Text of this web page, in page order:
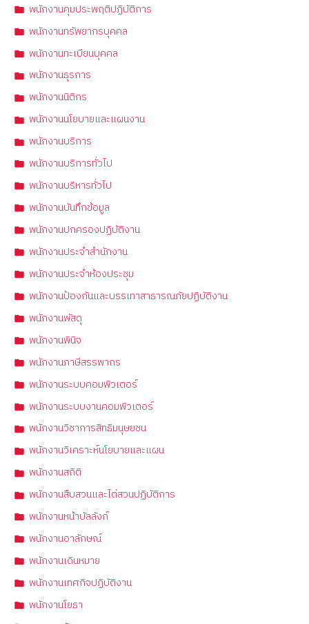
พนักงานคุมประพฤติปฏิบัติการ
พนักงานทรัพยากรบุคคล
พนักงานทะเบียนบุคคล
พนักงานธุรการ
พนักงานนิติกร
พนักงานนโยบายและแผนงาน
พนักงานบริการ
พนักงานบริการทั่วไป
พนักงานบริหารทั่วไป
พนักงานบันทึกข้อมูล
พนักงานปกครองปฏิบัติงาน
พนักงานประจำสำนักงาน
พนักงานประจำห้องประชุม
พนักงานป้องกันและบรรเทาสาธารณภัยปฏิบัติงาน
พนักงานพัสดุ
พนักงานพินิจ
พนักงานภาษีสรรพากร
พนักงานระบบคอมพิวเตอร์
พนักงานระบบงานคอมพิวเตอร์
พนักงานวิชาการสิทธิมนุษยชน
พนักงานวิเคราะห์นโยบายและแผน
พนักงานสถิติ
พนักงานสืบสวนและไต่สวนปฏิบัติการ
พนักงานหน้าบัลลังก์
พนักงานอาลักษณ์
พนักงานเดินหมาย
พนักงานเทศกิจปฏิบัติงาน
พนักงานโยธา